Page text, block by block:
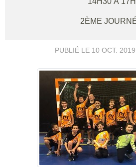
2ÈME
PUBLIÉ LE 10 OCT. 2019